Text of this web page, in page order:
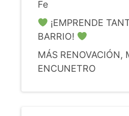
Fe
¡EMPRENDE
BARRIO!
MÁS RENOVACIÓN,
ENCUNETRO